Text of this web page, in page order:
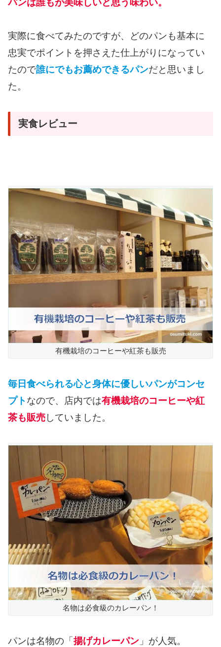
パンは誰もが美味しいと思う味わい。
実際に食べてみたのですが、どのパンも基本に
忠実でポイントを押さえた仕上がりになってい
たので誰にでもお薦めできるパンだと思いまし
た。
実食レビュー
有機栽培のコーヒーや紅茶も販売
毎日食べられる心と身体に優しいパンがコンセ
プトなので、店内では有機栽培のコーヒーや紅
茶も販売していました。
名物は必食級のカレーパン！
パンは名物の「 揚げカレーパン 」が人気。